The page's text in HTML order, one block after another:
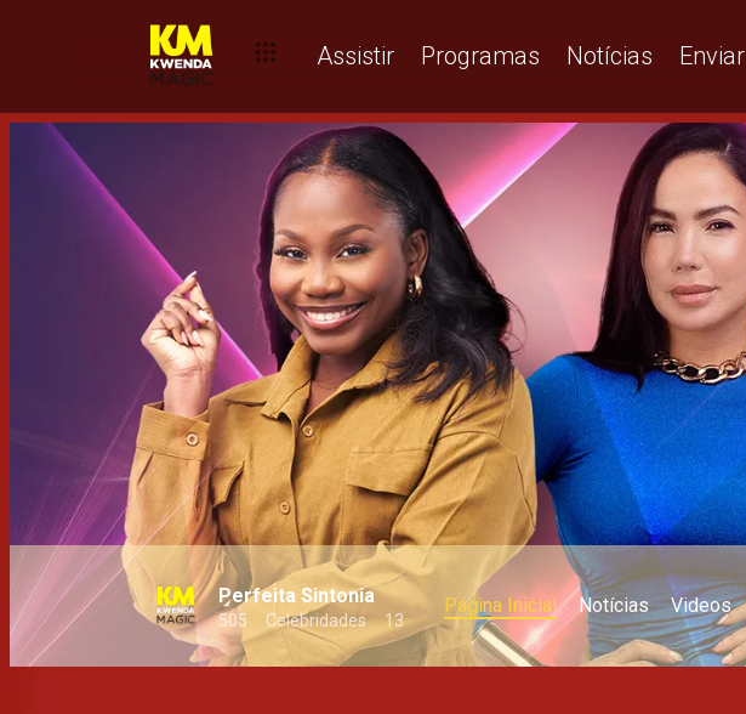
Assistir Programas Notícias Enviar
Perfeita Sintonia
505 Celebridades 13
Página Inicial Notícias Videos